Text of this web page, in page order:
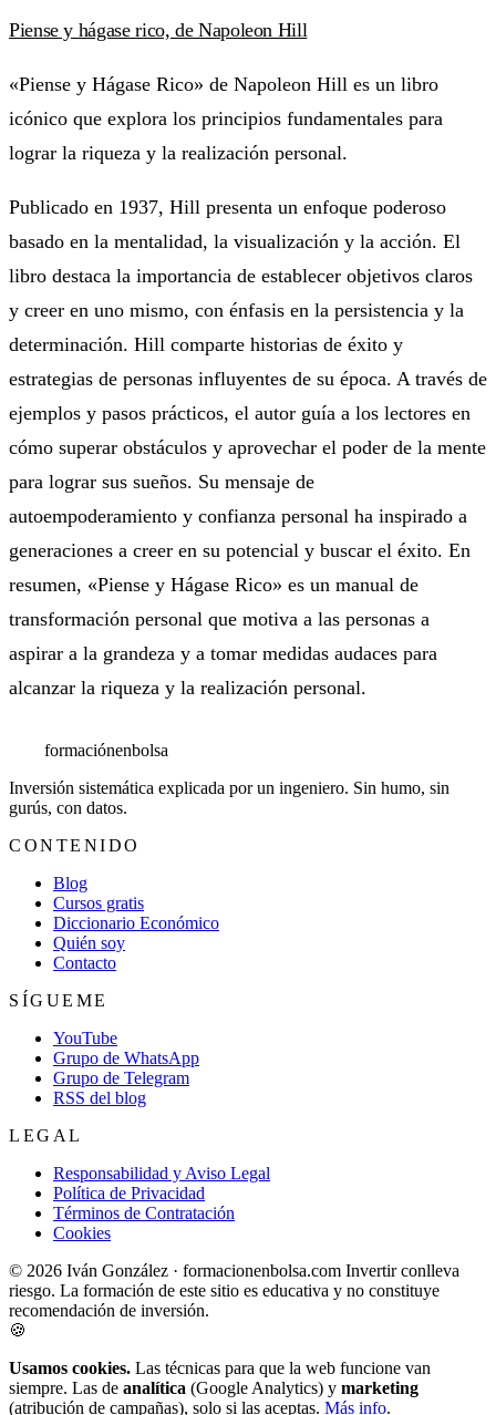
Piense y hágase rico, de Napoleon Hill
«Piense y Hágase Rico» de Napoleon Hill es un libro
icónico que explora los principios fundamentales para
lograr la riqueza y la realización personal.
Publicado en 1937, Hill presenta un enfoque poderoso
basado en la mentalidad, la visualización y la acción. El
libro destaca la importancia de establecer objetivos claros
y creer en uno mismo, con énfasis en la persistencia y la
determinación. Hill comparte historias de éxito y
estrategias de personas influyentes de su época. A través de
ejemplos y pasos prácticos, el autor guía a los lectores en
cómo superar obstáculos y aprovechar el poder de la mente
para lograr sus sueños. Su mensaje de
autoempoderamiento y confianza personal ha inspirado a
generaciones a creer en su potencial y buscar el éxito. En
resumen, «Piense y Hágase Rico» es un manual de
transformación personal que motiva a las personas a
aspirar a la grandeza y a tomar medidas audaces para
alcanzar la riqueza y la realización personal.
formaciónenbolsa
Inversión sistemática explicada por un ingeniero. Sin humo, sin
gurús, con datos.
CONTENIDO
Blog
Cursos gratis
Diccionario Económico
Quién soy
Contacto
SÍGUEME
YouTube
Grupo de WhatsApp
Grupo de Telegram
RSS del blog
LEGAL
Responsabilidad y Aviso Legal
Política de Privacidad
Términos de Contratación
Cookies
© 2026 Iván González · formacionenbolsa.com Invertir conlleva
riesgo. La formación de este sitio es educativa y no constituye
recomendación de inversión.
🍪
Usamos cookies. Las técnicas para que la web funcione van
siempre. Las de analítica (Google Analytics) y marketing
(atribución de campañas), solo si las aceptas. Más info.